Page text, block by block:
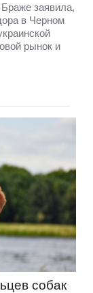
заявила,
в Черном
рынок и
собак